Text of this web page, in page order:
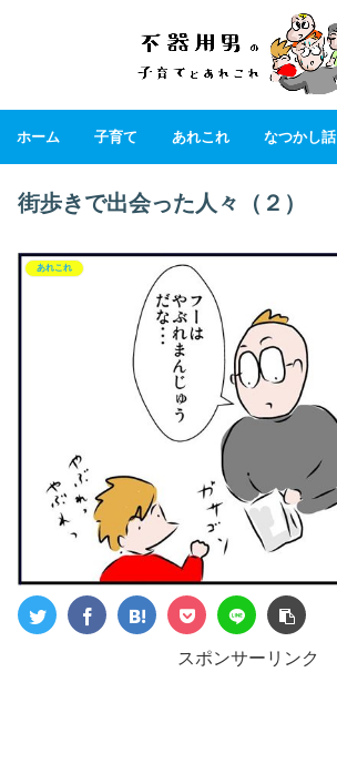
ホーム 子育て あれこれ なつかし話
街歩きで出会った人々（２）
あれこれ
スポンサーリンク